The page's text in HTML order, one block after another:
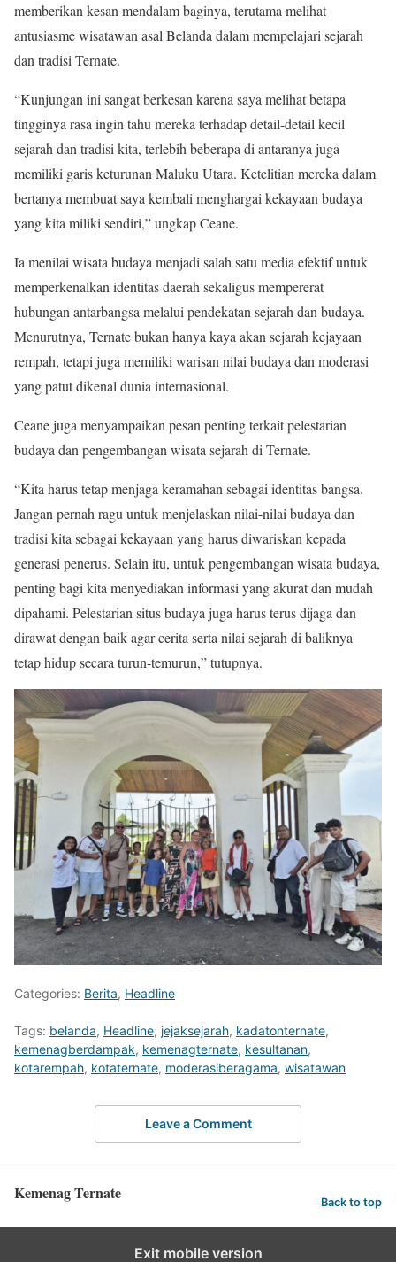
memberikan kesan mendalam baginya, terutama melihat
antusiasme wisatawan asal Belanda dalam mempelajari sejarah
dan tradisi Ternate.
“Kunjungan ini sangat berkesan karena saya melihat betapa
tingginya rasa ingin tahu mereka terhadap detail-detail kecil
sejarah dan tradisi kita, terlebih beberapa di antaranya juga
memiliki garis keturunan Maluku Utara. Ketelitian mereka dalam
bertanya membuat saya kembali menghargai kekayaan budaya
yang kita miliki sendiri,” ungkap Ceane.
Ia menilai wisata budaya menjadi salah satu media efektif untuk
memperkenalkan identitas daerah sekaligus mempererat
hubungan antarbangsa melalui pendekatan sejarah dan budaya.
Menurutnya, Ternate bukan hanya kaya akan sejarah kejayaan
rempah, tetapi juga memiliki warisan nilai budaya dan moderasi
yang patut dikenal dunia internasional.
Ceane juga menyampaikan pesan penting terkait pelestarian
budaya dan pengembangan wisata sejarah di Ternate.
“Kita harus tetap menjaga keramahan sebagai identitas bangsa.
Jangan pernah ragu untuk menjelaskan nilai-nilai budaya dan
tradisi kita sebagai kekayaan yang harus diwariskan kepada
generasi penerus. Selain itu, untuk pengembangan wisata budaya,
penting bagi kita menyediakan informasi yang akurat dan mudah
dipahami. Pelestarian situs budaya juga harus terus dijaga dan
dirawat dengan baik agar cerita serta nilai sejarah di baliknya
tetap hidup secara turun-temurun,” tutupnya.
Categories: Berita, Headline
Tags: belanda, Headline, jejaksejarah, kadatonternate,
kemenagberdampak, kemenagternate, kesultanan,
kotarempah, kotaternate, moderasiberagama, wisatawan
Leave a Comment
Kemenag Ternate Back to top
Exit mobile version